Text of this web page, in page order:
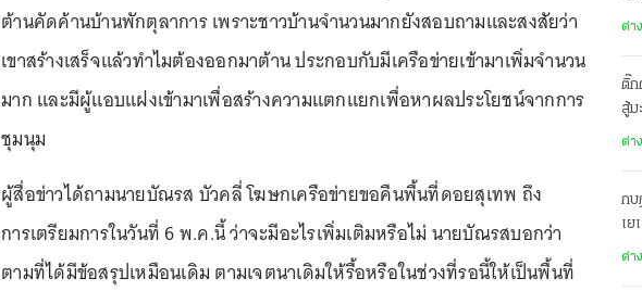
ต้านคัดค้านบ้านพักตุลาการ เพราะชาวบ้านจำนวนมากยังสอบถามและสงสัยว่า
เขาสร้างเสร็จแล้วทำไมต้องออกมาต้าน ประกอบกับมีเครือข่ายเข้ามาเพิ่มจำนวน
มาก และมีผู้แอบแฝงเข้ามาเพื่อสร้างความแตกแยกเพื่อหาผลประโยชน์จากการ
ชุมนุม
ผู้สื่อข่าวได้ถามนายบัณรส บัวคลี่ โฆษกเครือข่ายขอคืนพื้นที่ดอยสุเทพ ถึง
การเตรียมการในวันที่ 6 พ.ค.นี้ ว่าจะมีอะไรเพิ่มเติมหรือไม่ นายบัณรสบอกว่า
ตามที่ได้มีข้อสรุปเหมือนเดิม ตามเจตนาเดิมให้รื้อหรือในช่วงที่รอนี้ให้เป็นพื้นที่
ต่า
ติ๊ก
สู้ม
ต่า
กบ
เ
ต่า